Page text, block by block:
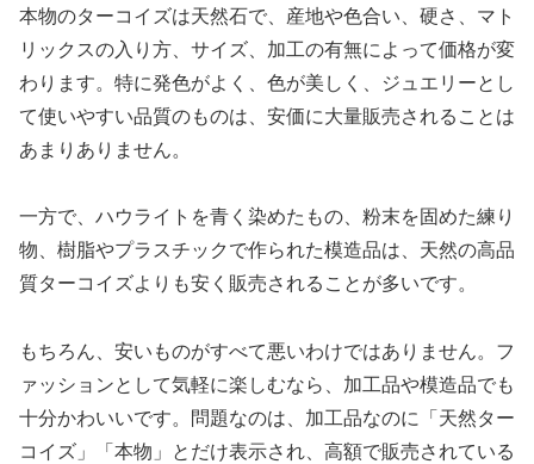
本物のターコイズは天然石で、産地や色合い、硬さ、マト
リックスの入り方、サイズ、加工の有無によって価格が変
わります。特に発色がよく、色が美しく、ジュエリーとし
て使いやすい品質のものは、安価に大量販売されることは
あまりありません。
一方で、ハウライトを青く染めたもの、粉末を固めた練り
物、樹脂やプラスチックで作られた模造品は、天然の高品
質ターコイズよりも安く販売されることが多いです。
もちろん、安いものがすべて悪いわけではありません。フ
ァッションとして気軽に楽しむなら、加工品や模造品でも
十分かわいいです。問題なのは、加工品なのに「天然ター
コイズ」「本物」とだけ表示され、高額で販売されている